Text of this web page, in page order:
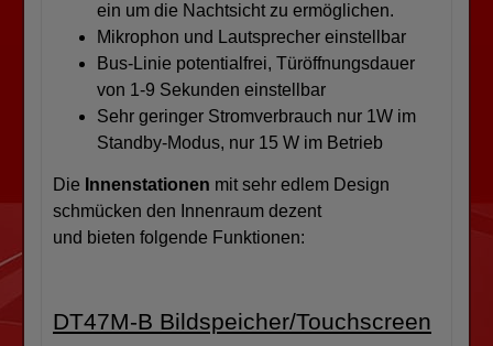
ein um die Nachtsicht zu ermöglichen.
Mikrophon und Lautsprecher einstellbar
Bus-Linie potentialfrei, Türöffnungsdauer
von 1-9 Sekunden einstellbar
Sehr geringer Stromverbrauch nur 1W im
Standby-Modus, nur 15 W im Betrieb
Die Innenstationen mit sehr edlem Design
schmücken den Innenraum dezent
und bieten folgende Funktionen:
DT47M-B Bildspeicher/Touchscreen